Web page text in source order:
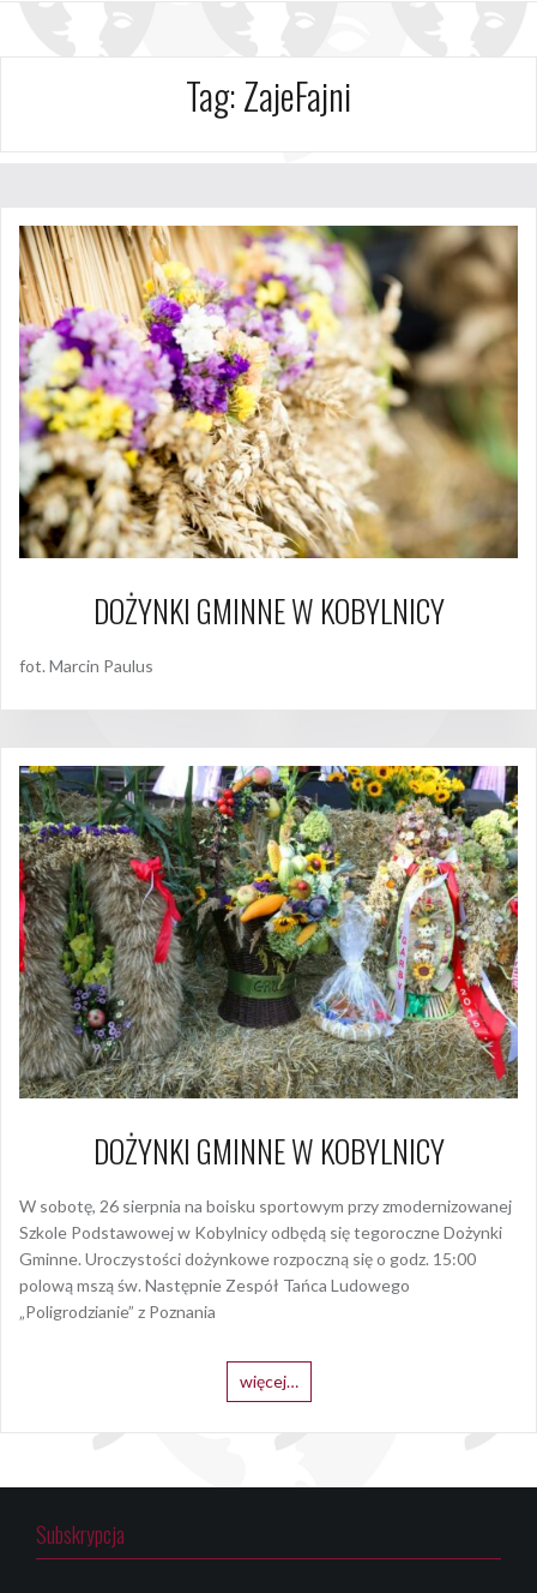
Tag:ZajeFajni
DOŻYNKI GMINNE W KOBYLNICY
fot. Marcin Paulus
DOŻYNKI GMINNE W KOBYLNICY
W sobotę, 26 sierpnia na boisku sportowym przy zmodernizowanej
Szkole Podstawowej w Kobylnicy odbędą się tegoroczne Dożynki
Gminne. Uroczystości dożynkowe rozpoczną się o godz. 15:00
polową mszą św. Następnie Zespół Tańca Ludowego
„Poligrodzianie” z Poznania
więcej…
Subskrypcja